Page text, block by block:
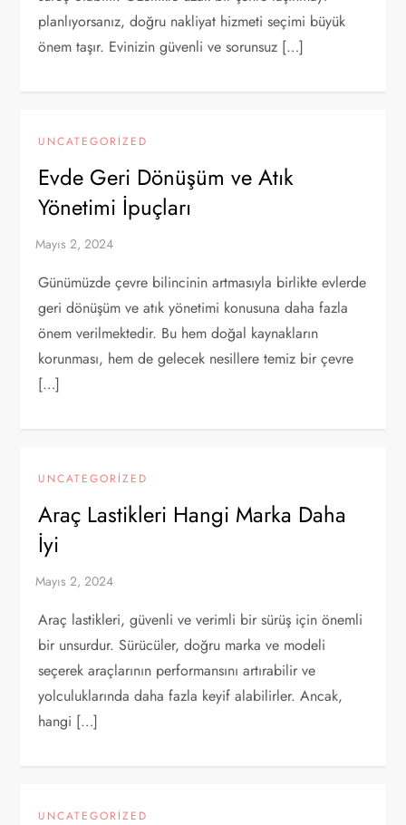
planlıyorsanız, doğru nakliyat hizmeti seçimi büyük
önem taşır. Evinizin güvenli ve sorunsuz […]
UNCATEGORIZED
Evde Geri Dönüşüm ve Atık
Yönetimi İpuçları
Günümüzde çevre bilincinin artmasıyla birlikte evlerde
geri dönüşüm ve atık yönetimi konusuna daha fazla
önem verilmektedir. Bu hem doğal kaynakların
korunması, hem de gelecek nesillere temiz bir çevre
[…]
UNCATEGORIZED
Araç Lastikleri Hangi Marka Daha
İyi
Araç lastikleri, güvenli ve verimli bir sürüş için önemli
bir unsurdur. Sürücüler, doğru marka ve modeli
seçerek araçlarının performansını artırabilir ve
yolculuklarında daha fazla keyif alabilirler. Ancak,
hangi […]
UNCATEGORIZED